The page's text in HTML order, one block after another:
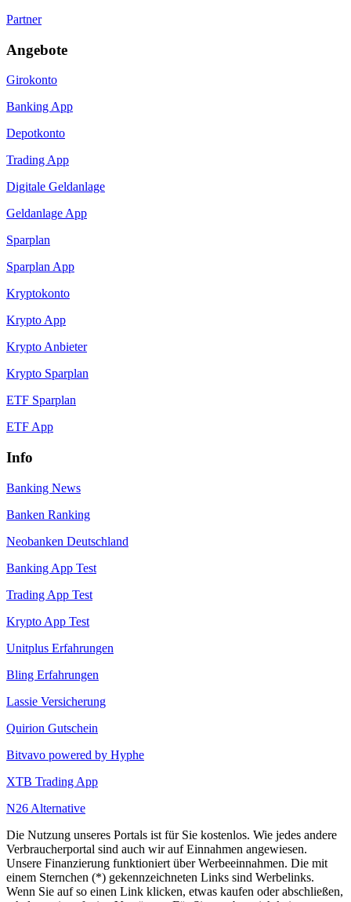
Partner
Angebote
Girokonto
Banking App
Depotkonto
Trading App
Digitale Geldanlage
Geldanlage App
Sparplan
Sparplan App
Kryptokonto
Krypto App
Krypto Anbieter
Krypto Sparplan
ETF Sparplan
ETF App
Info
Banking News
Banken Ranking
Neobanken Deutschland
Banking App Test
Trading App Test
Krypto App Test
Unitplus Erfahrungen
Bling Erfahrungen
Lassie Versicherung
Quirion Gutschein
Bitvavo powered by Hyphe
XTB Trading App
N26 Alternative
Die Nutzung unseres Portals ist für Sie kostenlos. Wie jedes andere
Verbraucherportal sind auch wir auf Einnahmen angewiesen.
Unsere Finanzierung funktioniert über Werbeeinnahmen. Die mit
einem Sternchen (*) gekennzeichneten Links sind Werbelinks.
Wenn Sie auf so einen Link klicken, etwas kaufen oder abschließen,